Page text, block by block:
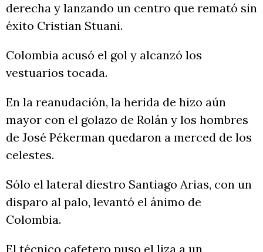
derecha y lanzando un centro que remató sin
éxito Cristian Stuani.
Colombia acusó el gol y alcanzó los
vestuarios tocada.
En la reanudación, la herida de hizo aún
mayor con el golazo de Rolán y los hombres
de José Pékerman quedaron a merced de los
celestes.
Sólo el lateral diestro Santiago Arias, con un
disparo al palo, levantó el ánimo de
Colombia.
El técnico cafetero puso el liza a un